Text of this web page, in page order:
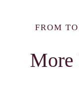
FROM
More